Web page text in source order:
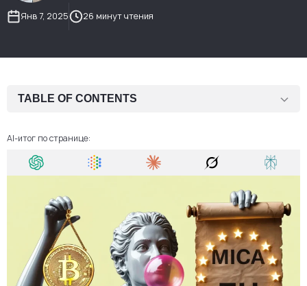
Янв 7, 2025
26 минут чтения
TABLE OF CONTENTS
MiCA
Требования к капиталу для лицензирования по MiCA
Процедура получения лицензии MiCA в Чешской Республике
Различия в требованиях для новых и существующих компаний
AI-итог по странице: